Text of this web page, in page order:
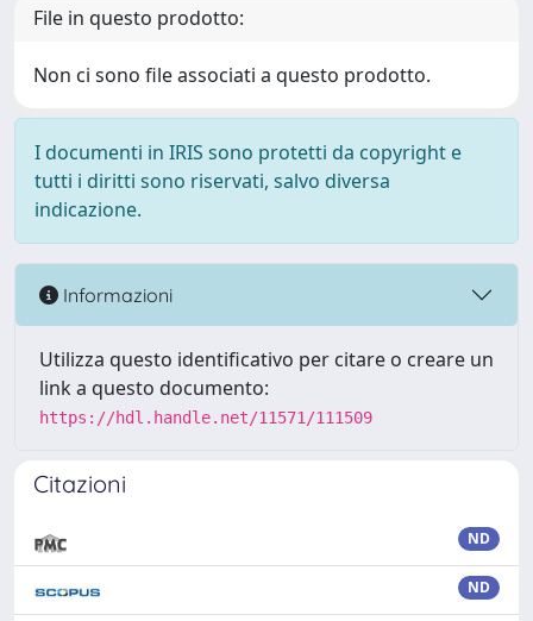
File in questo prodotto:
Non ci sono file associati a questo prodotto.
I documenti in IRIS sono protetti da copyright e
tutti i diritti sono riservati, salvo diversa
indicazione.
Informazioni
Utilizza questo identificativo per citare o creare un
link a questo documento:
https://hdl.handle.net/11571/111509
Citazioni
ND
ND